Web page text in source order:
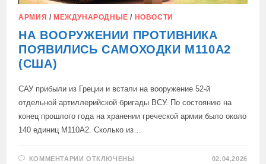
АРМИЯ / МЕЖДУНАРОДНЫЕ / НОВОСТИ
НА ВООРУЖЕНИИ ПРОТИВНИКА
ПОЯВИЛИСЬ САМОХОДКИ М110А2
(США)
САУ прибыли из Греции и встали на вооружение 52-й
отдельной артиллерийской бригады ВСУ. По состоянию на
конец прошлого года на хранении греческой армии было около
140 единиц М110А2. Сколько из…
КОММЕНТАРИИ К
ОТКЛЮЧЕНЫ 02.04.2026